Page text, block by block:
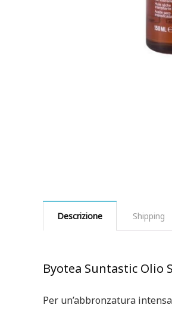
Descrizione Shipping
Byotea Suntastic Olio
Per un’abbronzatura